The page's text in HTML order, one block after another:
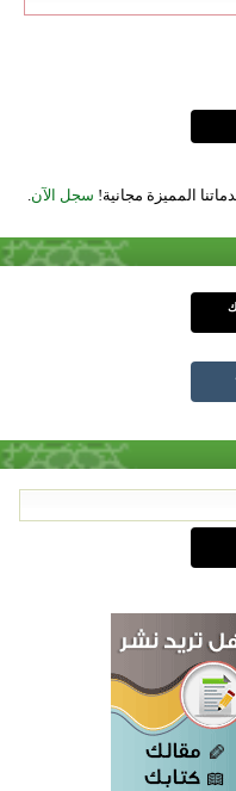
المميزة مجانية! سجل الآن